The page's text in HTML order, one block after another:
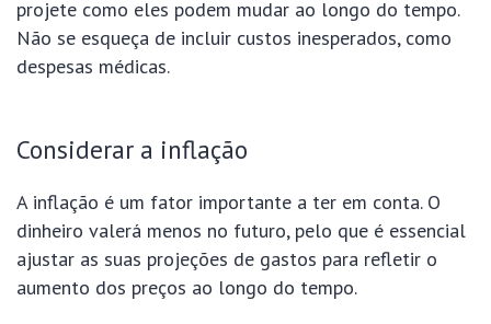
projete como eles podem mudar ao longo do tempo.
Não se esqueça de incluir custos inesperados, como
despesas médicas.
Considerar a inflação
A inflação é um fator importante a ter em conta. O
dinheiro valerá menos no futuro, pelo que é essencial
ajustar as suas projeções de gastos para refletir o
aumento dos preços ao longo do tempo.